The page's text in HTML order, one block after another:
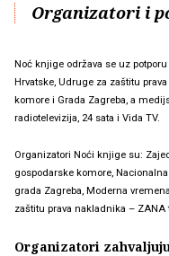
Organizatori i
Noć knjige održava se uz
Hrvatske, Udruge za zaštitu
komore i Grada Zagreba, a
radiotelevizija, 24 sata i Vida TV.
Organizatori Noći knjige su:
gospodarske komore,
grada Zagreba, Moderna
zaštitu prava nakladnika –
Organizatori